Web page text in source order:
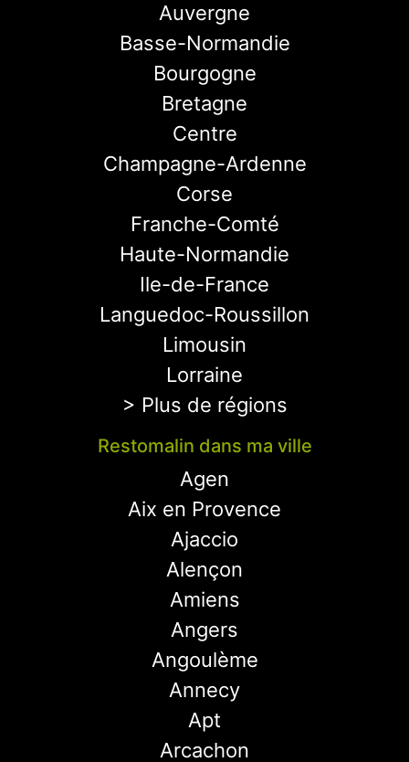
Auvergne
Basse-Normandie
Bourgogne
Bretagne
Centre
Champagne-Ardenne
Corse
Franche-Comté
Haute-Normandie
Ile-de-France
Languedoc-Roussillon
Limousin
Lorraine
> Plus de régions
Restomalin dans ma ville
Agen
Aix en Provence
Ajaccio
Alençon
Amiens
Angers
Angoulème
Annecy
Apt
Arcachon